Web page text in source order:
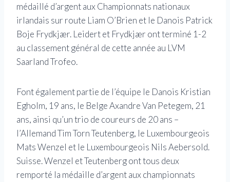
médaillé d’argent aux Championnats nationaux
irlandais sur route Liam O’Brien et le Danois Patrick
Boje Frydkjær. Leidert et Frydkjær ont terminé 1-2
au classement général de cette année au LVM
Saarland Trofeo.
Font également partie de l’équipe le Danois Kristian
Egholm, 19 ans, le Belge Axandre Van Petegem, 21
ans, ainsi qu’un trio de coureurs de 20 ans –
l’Allemand Tim Torn Teutenberg, le Luxembourgeois
Mats Wenzel et le Luxembourgeois Nils Aebersold.
Suisse. Wenzel et Teutenberg ont tous deux
remporté la médaille d’argent aux championnats